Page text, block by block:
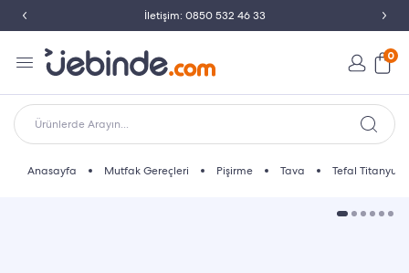
İletişim: 0850 532 46 33
0
Ürünlerde Arayın...
Anasayfa Mutfak Gereçleri Pişirme Tava Tefal Titanyum